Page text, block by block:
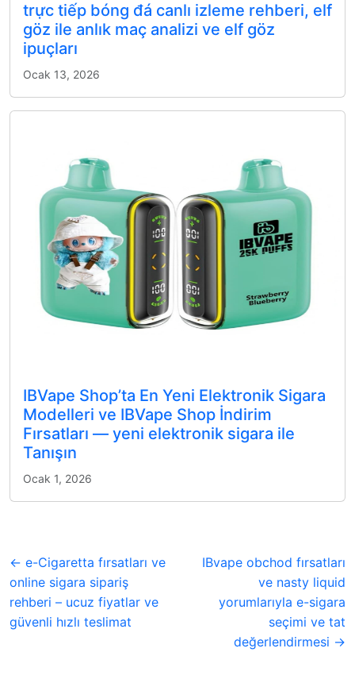
trực tiếp bóng đá canlı izleme rehberi, elf
göz ile anlık maç analizi ve elf göz
ipuçları
Ocak 13, 2026
IBVape Shop’ta En Yeni Elektronik Sigara
Modelleri ve IBVape Shop İndirim
Fırsatları — yeni elektronik sigara ile
Tanışın
Ocak 1, 2026
← e-Cigaretta fırsatları ve
online sigara sipariş
rehberi – ucuz fiyatlar ve
güvenli hızlı teslimat
IBvape obchod fırsatları
ve nasty liquid
yorumlarıyla e-sigara
seçimi ve tat
değerlendirmesi →